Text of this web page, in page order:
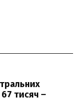
тисяч –